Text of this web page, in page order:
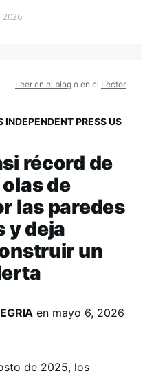
2026
Leer en el blog o en el Lector
INDEPENDENT PRESS US
récord de
de
las paredes
y deja
un
en mayo 6, 2026
de 2025, los